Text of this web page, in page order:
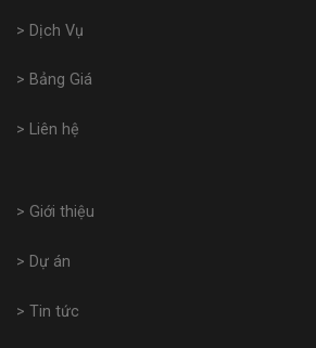
> Dịch Vụ
> Bảng Giá
> Liên hệ
> Giới thiệu
> Dự án
> Tin tức